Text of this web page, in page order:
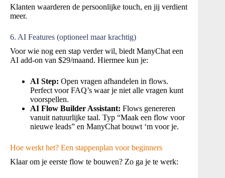
Klanten waarderen de persoonlijke touch, en jij verdient
meer.
6. AI Features (optioneel maar krachtig)
Voor wie nog een stap verder wil, biedt ManyChat een
AI add-on van $29/maand. Hiermee kun je:
AI Step: Open vragen afhandelen in flows.
Perfect voor FAQ’s waar je niet alle vragen kunt
voorspellen.
AI Flow Builder Assistant: Flows genereren
vanuit natuurlijke taal. Typ “Maak een flow voor
nieuwe leads” en ManyChat bouwt ‘m voor je.
Hoe werkt het? Een stappenplan voor beginners
Klaar om je eerste flow te bouwen? Zo ga je te werk: